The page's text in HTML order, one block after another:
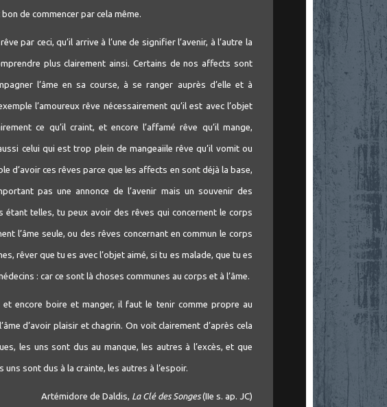
de commencer par cela même.
par ceci, qu’il arrive à l’une de signifier l’avenir, à l’autre la
plus clairement ainsi. Certains de nos affects sont
l’âme en sa course, à se ranger auprès d’elle et à
l’amoureux rêve nécessairement qu’il est avec l’objet
ce qu’il craint, et encore l’affamé rêve qu’il mange,
celui qui est trop plein de mangeaiile rêve qu’il vomit ou
d’avoir ces rêves parce que les affects en sont déjà la base,
pas une annonce de l’avenir mais un souvenir des
étant telles, tu peux avoir des rêves qui concernent le corps
l’âme seule, ou des rêves concernant en commun le corps
rêver que tu es avec l’objet aimé, si tu es malade, que tu es
: car ce sont là choses communes au corps et à l’âme.
et encore boire et manger, il faut le tenir comme propre au
d’avoir plaisir et chagrin. On voit clairement d’après cela
les uns sont dus au manque, les autres à l’excès, et que
sont dus à la crainte, les autres à l’espoir.
Artémidore de Daldis, La Clé des Songes(IIe s. ap. JC)